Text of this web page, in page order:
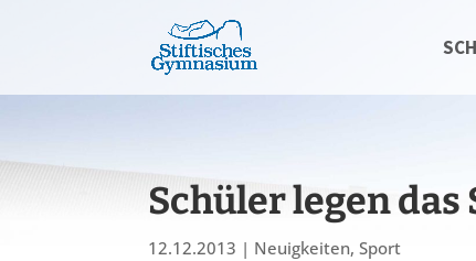
Schüler legen
12.12.2013 | Neuigkeiten,Sport